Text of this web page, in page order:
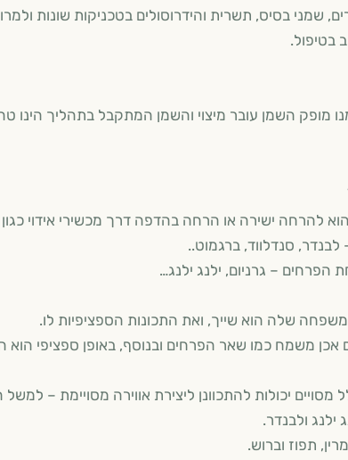
בסיס, תשרית והידרוסולים בטכניקות שונות
בטיפול.
אתרי
מופק השמן עובר מיצוי והשמן המתקבל בתהליך הינו
להרחה ישירה או הרחה בהדפה דרך מכשירי אידוי כגון
סנדלווד, ברגמוט..
– גרניום, ילנג ילנג…
שלה הוא שייך, ואת התכונות הספציפיות לו.
משמח כמו שאר הפרחים ובנוסף, באופן ספציפי הוא
יכולות להתכוונן ליצירת אווירה מסויימת –
ילנג ולבנדר.
תפוז וברוש.